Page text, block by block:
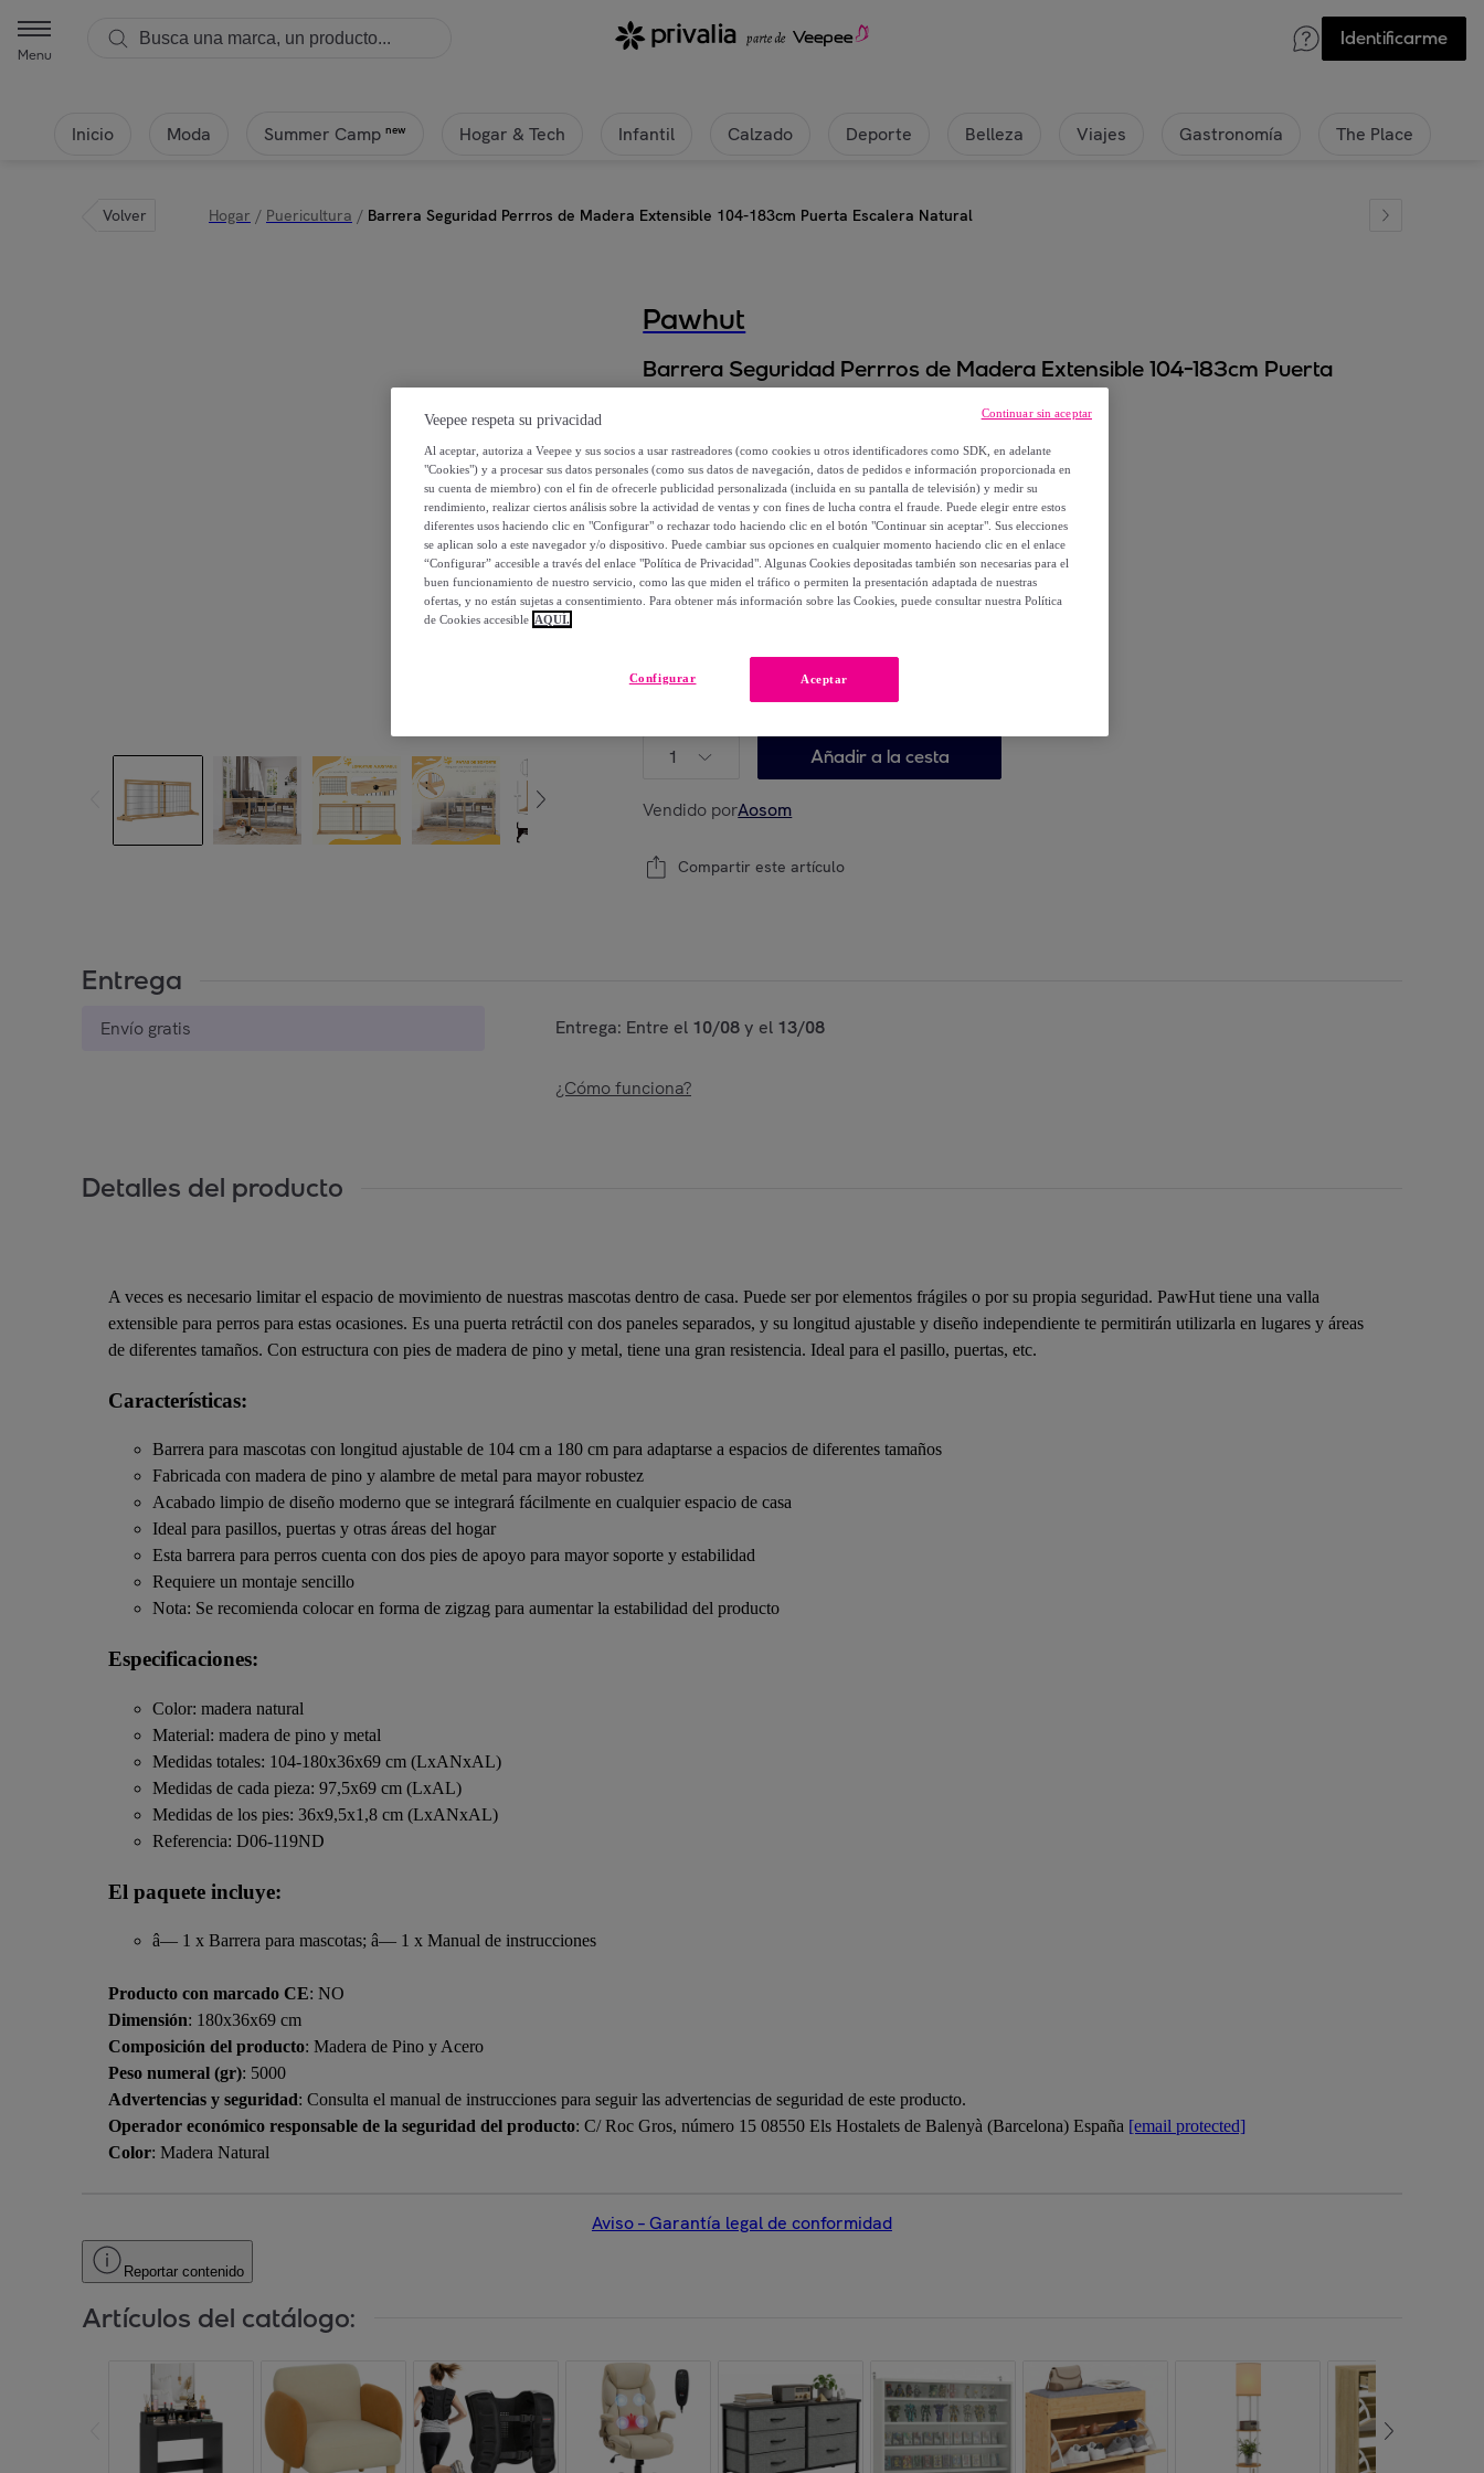
Menu
Identificarme
Inicio Moda Summer Camp new Hogar & Tech Infantil Calzado Deporte Belleza Viajes Gastronomía The Place
Volver Hogar / Puericultura / Barrera Seguridad Perrros de Madera Extensible 104-183cm Puerta Escalera Natural
Pawhut
Barrera Seguridad Perrros de Madera Extensible 104-183cm Puerta
77,99 €
150,99 €
48%
Posible recogida de tu antiguo producto,ver condiciones
180x36x69 cm
1 Añadir a la cesta
Vendido porAosom
Compartir este artículo
Entrega
Envío gratis Entrega: Entre el 10/08y el 13/08
¿Cómo funciona?
Detalles del producto
A veces es necesario limitar el espacio de movimiento de nuestras mascotas dentro de casa. Puede ser por elementos frágiles o por su propia seguridad. PawHut tiene una valla
extensible para perros para estas ocasiones. Es una puerta retráctil con dos paneles separados, y su longitud ajustable y diseño independiente te permitirán utilizarla en lugares y áreas
de diferentes tamaños. Con estructura con pies de madera de pino y metal, tiene una gran resistencia. Ideal para el pasillo, puertas, etc.
Características:
Barrera para mascotas con longitud ajustable de 104 cm a 180 cm para adaptarse a espacios de diferentes tamaños
Fabricada con madera de pino y alambre de metal para mayor robustez
Acabado limpio de diseño moderno que se integrará fácilmente en cualquier espacio de casa
Ideal para pasillos, puertas y otras áreas del hogar
Esta barrera para perros cuenta con dos pies de apoyo para mayor soporte y estabilidad
Requiere un montaje sencillo
Nota: Se recomienda colocar en forma de zigzag para aumentar la estabilidad del producto
Especificaciones:
Color: madera natural
Material: madera de pino y metal
Medidas totales: 104-180x36x69 cm (LxANxAL)
Medidas de cada pieza: 97,5x69 cm (LxAL)
Medidas de los pies: 36x9,5x1,8 cm (LxANxAL)
Referencia: D06-119ND
El paquete incluye:
â— 1 x Barrera para mascotas; â— 1 x Manual de instrucciones
Producto con marcado CE: NO
Dimensión: 180x36x69 cm
Composición del producto: Madera de Pino y Acero
Peso numeral (gr): 5000
Advertencias y seguridad: Consulta el manual de instrucciones para seguir las advertencias de seguridad de este producto.
Operador económico responsable de la seguridad del producto: C/ Roc Gros, número 15 08550 Els Hostalets de Balenyà (Barcelona) España [email protected]
Color: Madera Natural
Aviso – Garantía legal de conformidad
Reportar contenido
Artículos del catálogo:
Veepee respeta su privacidad
Al aceptar, autoriza a Veepee y sus socios a usar rastreadores (como cookies u otros identificadores como SDK, en adelante
"Cookies") y a procesar sus datos personales (como sus datos de navegación, datos de pedidos e información proporcionada en
su cuenta de miembro) con el fin de ofrecerle publicidad personalizada (incluida en su pantalla de televisión) y medir su
rendimiento, realizar ciertos análisis sobre la actividad de ventas y con fines de lucha contra el fraude. Puede elegir entre estos
diferentes usos haciendo clic en "Configurar" o rechazar todo haciendo clic en el botón "Continuar sin aceptar". Sus elecciones
se aplican solo a este navegador y/o dispositivo. Puede cambiar sus opciones en cualquier momento haciendo clic en el enlace
“Configurar” accesible a través del enlace "Política de Privacidad". Algunas Cookies depositadas también son necesarias para el
buen funcionamiento de nuestro servicio, como las que miden el tráfico o permiten la presentación adaptada de nuestras
ofertas, y no están sujetas a consentimiento. Para obtener más información sobre las Cookies, puede consultar nuestra Política
de Cookies accesible AQUÍ.
Aceptar
Configurar
Continuar sin aceptar